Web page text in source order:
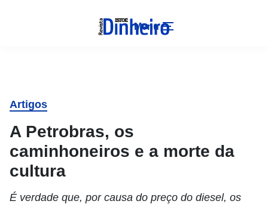
Menu
Artigos
A Petrobras, os
caminhoneiros e a morte da
cultura
É verdade que, por causa do preço do diesel, os